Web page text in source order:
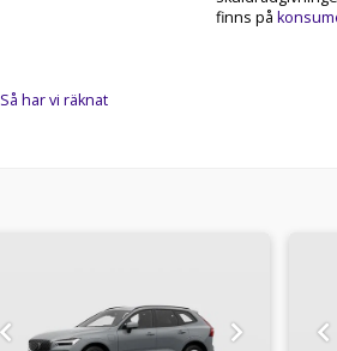
Så har vi räknat
finns på